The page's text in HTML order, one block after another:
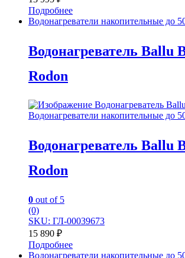
Подробнее
Водонагреватели накопительные до
Водонагреватель Ballu
Rodon
Водонагреватели накопительные до
Водонагреватель Ballu
Rodon
0 out of 5
(0)
SKU: ГЛ-00039673
15 890 ₽
Подробнее
Водонагреватели накопительные до